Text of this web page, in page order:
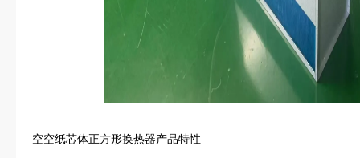
空空纸芯体正方形换热器产品特性